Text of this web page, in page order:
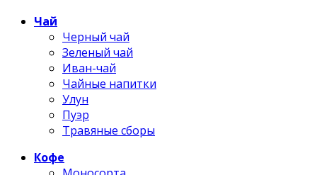
Чай
Черный чай
Зеленый чай
Иван-чай
Чайные напитки
Улун
Пуэр
Травяные сборы
Кофе